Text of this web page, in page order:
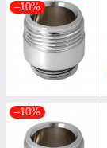
–10%
–10%